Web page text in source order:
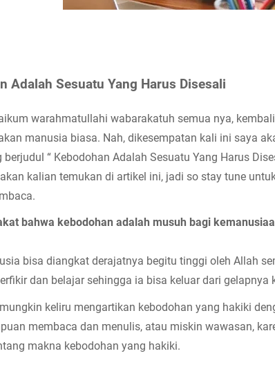
Adalah Sesuatu Yang Harus Disesali
warahmatullahi wabarakatuh semua nya,
manusia biasa. Nah, dikesempatan kali ini saya
berjudul “ Kebodohan Adalah Sesuatu Yang Harus
kalian temukan di artikel ini, jadi so stay tune
bahwa kebodohan adalah musuh bagi
bisa diangkat derajatnya begitu tinggi oleh Allah
dan belajar sehingga ia bisa keluar dari gelapnya
keliru mengartikan kebodohan yang hakiki
membaca dan menulis, atau miskin wawasan,
makna kebodohan yang hakiki.